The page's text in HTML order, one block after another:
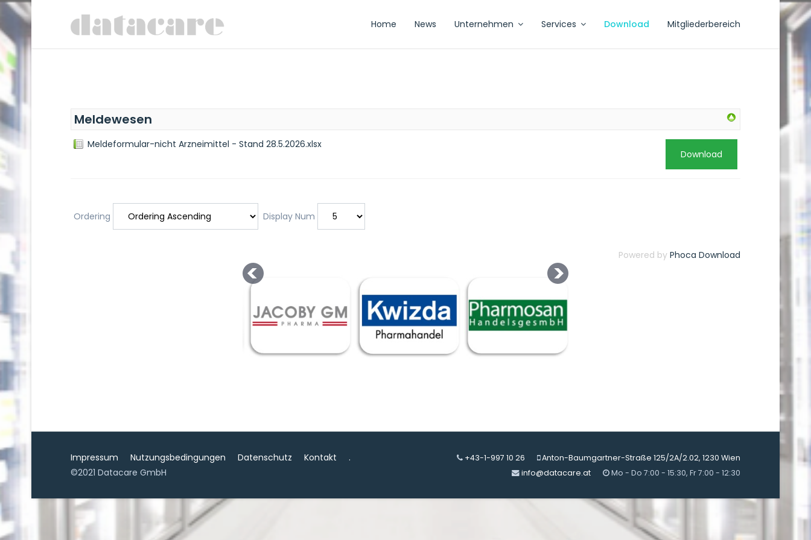
Home News Unternehmen Services Download Mitgliederbereich
Meldewesen
Meldeformular-nicht Arzneimittel - Stand 28.5.2026.xlsx
Download
Ordering Display Num
Powered by Phoca Download
Impressum Nutzungsbedingungen Datenschutz Kontakt
.
©2021 Datacare GmbH
+43-1-997 10 26
Anton-Baumgartner-Straße 125/2A/2.02, 1230 Wien
info@datacare.at
Mo - Do 7:00 - 15:30, Fr 7:00 - 12:30